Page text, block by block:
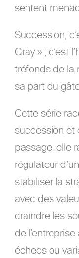
sentent
Succession,
Gray » ; c’est
tréfonds de la
sa part du
Cette série
succession et
passage, elle
régulateur
stabiliser la
avec des
craindre les
de
échecs ou